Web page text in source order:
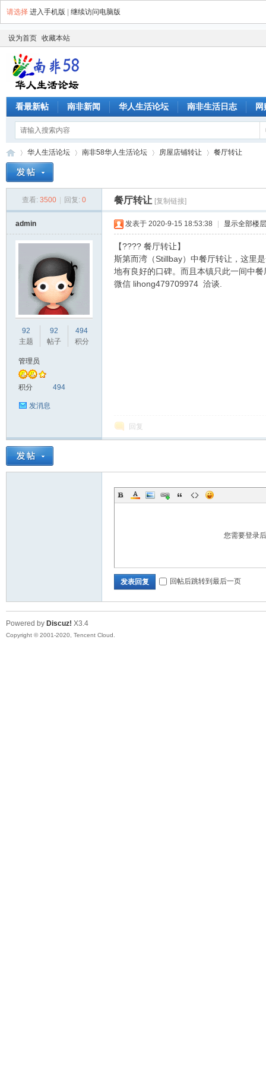
请选择 进入手机版 继续访问电脑版
设为首页 收藏本站
看最新帖 南非新闻 华人生活论坛 南非生活日志 网
58
华人生活论坛
›
南非58华人生活论坛
›
房屋店铺转让 餐厅转让
查看: 3500 回复: 0 餐厅转让 [复制链接]
admin
92
主题
92
帖子
494
积分
管理员
积分 494
发消息
发表于 2020-9-15 18:53:38 显示全部楼层
【???? 餐厅转让】
斯第而湾（Stillbay）中餐厅转让，这里
地有良好的口碑。而且本镇只此一间中
微信 lihong479709974 洽谈.
回复
您需要登录
发表回复 回帖后跳转到最后一页
Powered by Discuz! X3.4
Copyright © 2001-2020, Tencent Cloud.